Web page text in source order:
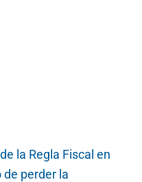
la Regla Fiscal en
perder la